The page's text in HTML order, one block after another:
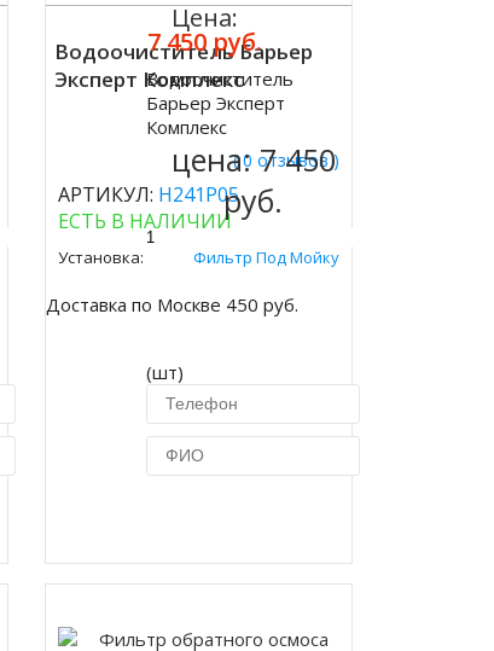
Водоочиститель Барьер
Эксперт Комплекс
( 0 отзывов )
АРТИКУЛ: Н241Р05
ЕСТЬ В НАЛИЧИИ
Установка: Фильтр Под Мойку
Доставка по Москве 450 руб.
Цена:
7 450 руб.
Купить
Водоочиститель
Барьер Эксперт
Комплекс
цена:7 450
руб.
(шт)